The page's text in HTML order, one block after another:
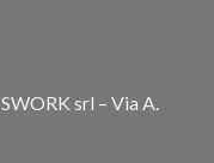
srl – Via A.